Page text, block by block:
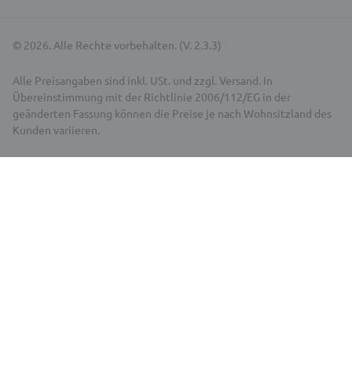
© 2026. Alle Rechte vorbehalten. (V. 2.3.3)
Alle Preisangaben sind inkl. USt. und zzgl. Versand. In
Übereinstimmung mit der Richtlinie 2006/112/EG in der
geänderten Fassung können die Preise je nach Wohnsitzland des
Kunden variieren.